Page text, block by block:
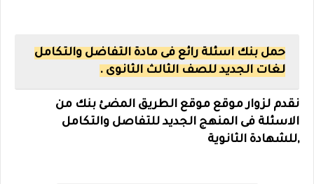
حمل بنك اسئلة رائع فى مادة التفاضل والتكامل
لغات الجديد للصف الثالث الثانوى .
نقدم لزوار موقع موقع الطريق المضئ بنك من
الاسئلة فى المنهج الجديد للتفاصل والتكامل
,للشهادة الثانوية